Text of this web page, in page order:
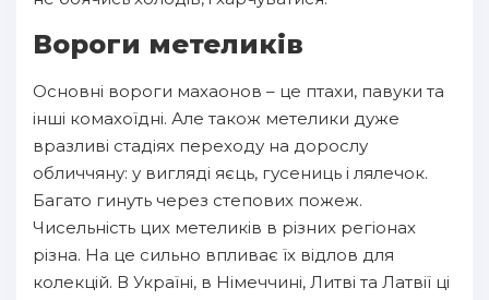
Вороги метеликів
Основні вороги махаонов – це птахи, павуки та
інші комахоїдні. Але також метелики дуже
вразливі стадіях переходу на дорослу
обличчяну: у вигляді яєць, гусениць і лялечок.
Багато гинуть через степових пожеж.
Чисельність цих метеликів в різних регіонах
різна. На це сильно впливає їх відлов для
колекцій. В Україні, в Німеччині, Литві та Латвії ці